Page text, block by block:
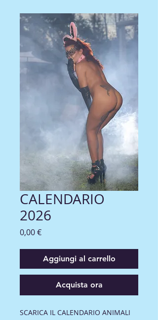
CALENDARIO
2026
0,00 €Prezzo
Aggiungi al carrello
Acquista ora
SCARICA IL CALENDARIO ANIMALI